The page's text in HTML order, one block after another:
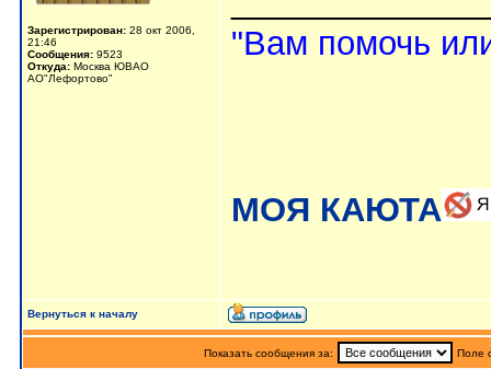
Зарегистрирован: 28 окт 2006,
21:46
Сообщения: 9523
Откуда: Москва ЮВАО
АО"Лефортово"
"Вам помочь
МОЯ КАЮТА
Вернуться к началу
Показать сообщения за: Поле